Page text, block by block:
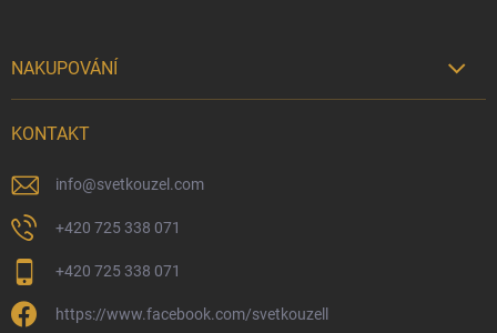
NAKUPOVÁNÍ 
Kamenný obchod
Dárkový rádce 🎁
Reklamace a vrácení zboží
Věrnostní program
KONTAKT
info@svetkouzel.com
+420 725 338 071
+420 725 338 071
https://www.facebook.com/svetkouzell